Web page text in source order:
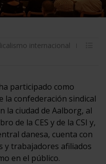
internacional
participado como
la confederación sindical
la ciudad de Aalborg, al
de la CES y de la CSI y,
danesa, cuenta con
y trabajadores afiliados
en el público.